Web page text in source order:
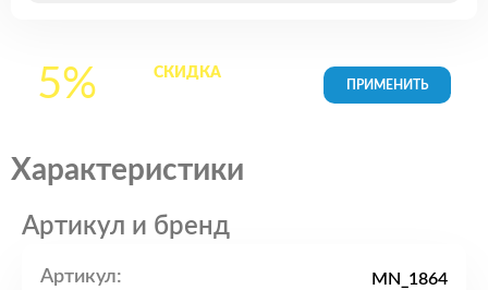
5% СКИДКАна все
Характеристики
Артикул и бренд
Артикул: MN_1864